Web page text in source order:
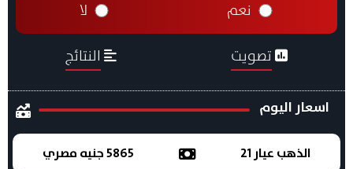
نعم لا
تصويت النتائج
اسعار اليوم
الذهب عيار 21 5865 جنيه مصري